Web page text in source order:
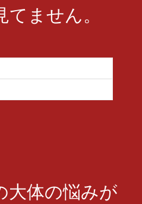
ません。
大体の悩みが